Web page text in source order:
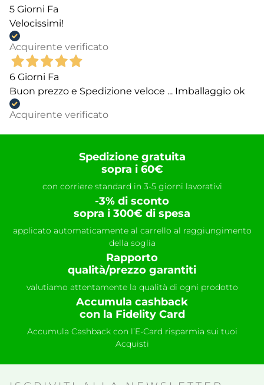
5 Giorni Fa
Velocissimi!
Acquirente verificato
6 Giorni Fa
Buon prezzo e Spedizione veloce ... Imballaggio ok
Acquirente verificato
Spedizione gratuita
sopra i 60€
con corriere standard in 3-5 giorni lavorativi
-3% di sconto
sopra i 300€ di spesa
applicato automaticamente al carrello al raggiungimento
della soglia
Rapporto
qualità/prezzo garantiti
valutiamo attentamente la qualità di ogni prodotto
Accumula cashback
con la Fidelity Card
Accumula Cashback con l’E-Card risparmia sui tuoi
Acquisti